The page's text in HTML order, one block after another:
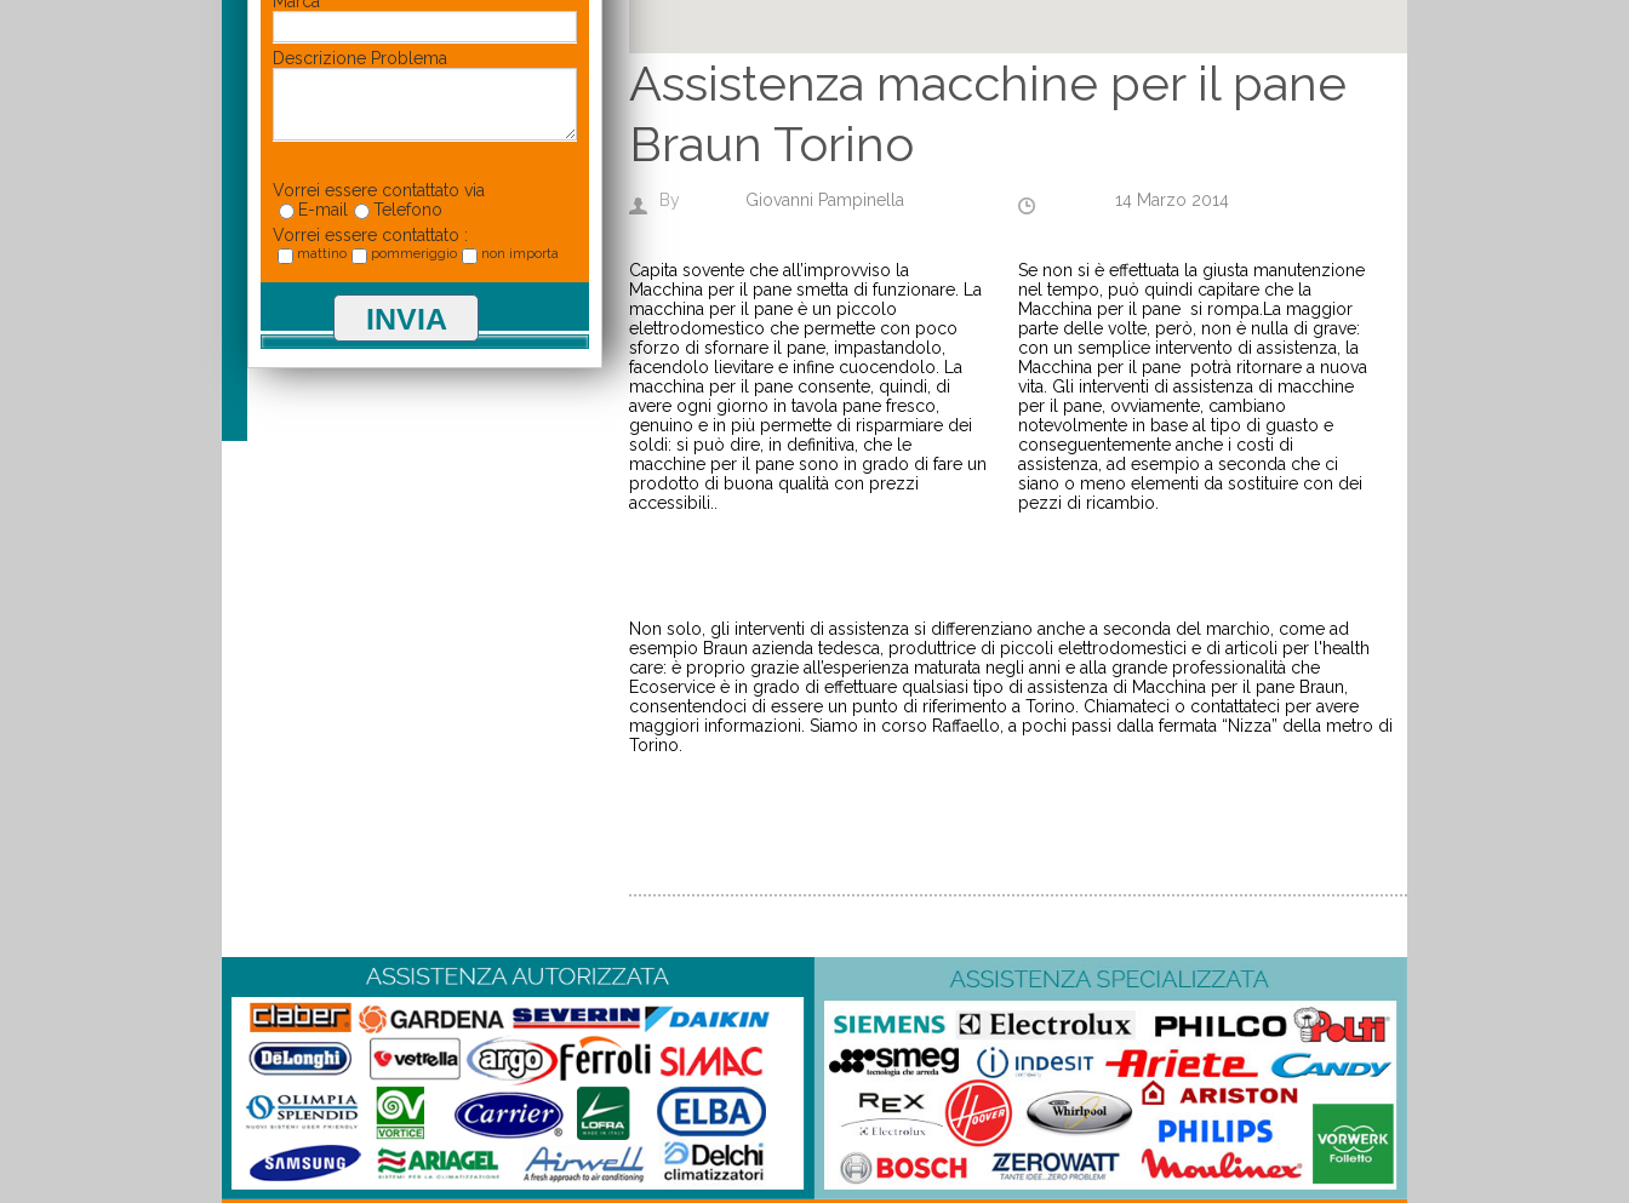
Assistenza macchine per il pane
Braun Torino
By Giovanni Pampinella 14 Marzo 2014
Capita sovente che all’improvviso la
Macchina per il pane smetta di funzionare.
La
macchina per il pane è un piccolo
elettrodomestico che permette con poco
sforzo di sfornare il pane, impastandolo,
facendolo lievitare e infine cuocendolo. La
macchina per il pane consente, quindi, di
avere ogni giorno in tavola pane fresco,
genuino e in più permette di risparmiare dei
soldi: si può dire, in definitiva, che le
macchine per il pane sono in grado di fare un
prodotto di buona qualità con prezzi
accessibili.
Se non si è effettuata la giusta manutenzione
nel tempo, può quindi capitare che la
Macchina per il pane si rompa.La maggior
parte delle volte, però, non è nulla di grave:
con un semplice intervento di assistenza,
la
Macchina per il pane potrà ritornare a nuova
vita. Gli interventi di assistenza di macchine
per il pane , ovviamente, cambiano
notevolmente in base al tipo di guasto e
conseguentemente anche i costi di
assistenza, ad esempio a seconda che ci
siano o meno elementi da sostituire con dei
pezzi di ricambio.
Non solo, gli interventi di assistenza si differenziano anche a seconda del marchio, come ad
esempio Braun azienda tedesca, produttrice di piccoli elettrodomestici e di articoli per l'health
care: è proprio grazie all’esperienza maturata negli anni e alla grande professionalità che
Ecoservice è in grado di effettuare qualsiasi tipo di assistenza di Macchina per il pane Braun
consentendoci di essere un punto di riferimento a Torino. Chiamateci o contattateci per avere
maggiori informazioni. Siamo in corso Raffaello, a pochi passi dalla fermata “Nizza” della metro di
Torino.
Descrizione Problema
Vorrei essere contattato via
E-mail
Telefono
Vorrei essere contattato :
mattino pommeriggio non importa